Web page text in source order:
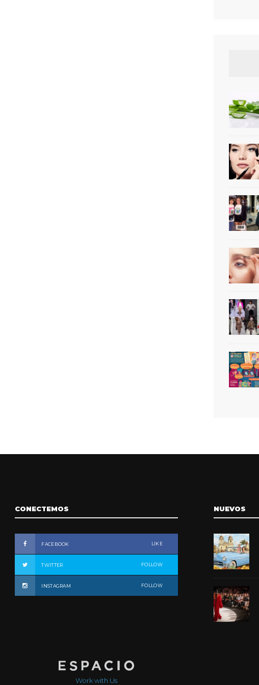
CONECTEMOS
FACEBOOK LIKE
TWITTER FOLLOW
INSTAGRAM FOLLOW
NUEVOS
Work with Us